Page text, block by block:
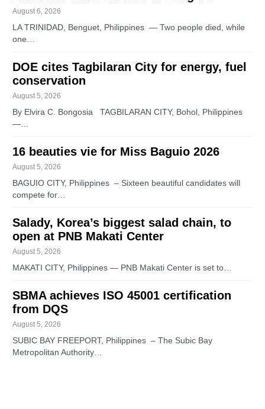
August 6, 2026
LA TRINIDAD, Benguet, Philippines — Two people died, while
one…
DOE cites Tagbilaran City for energy, fuel
conservation
August 5, 2026
By Elvira C. Bongosia TAGBILARAN CITY, Bohol, Philippines
—…
16 beauties vie for Miss Baguio 2026
August 5, 2026
BAGUIO CITY, Philippines – Sixteen beautiful candidates will
compete for…
Salady, Korea’s biggest salad chain, to
open at PNB Makati Center
August 5, 2026
MAKATI CITY, Philippines — PNB Makati Center is set to…
SBMA achieves ISO 45001 certification
from DQS
August 5, 2026
SUBIC BAY FREEPORT, Philippines – The Subic Bay
Metropolitan Authority…